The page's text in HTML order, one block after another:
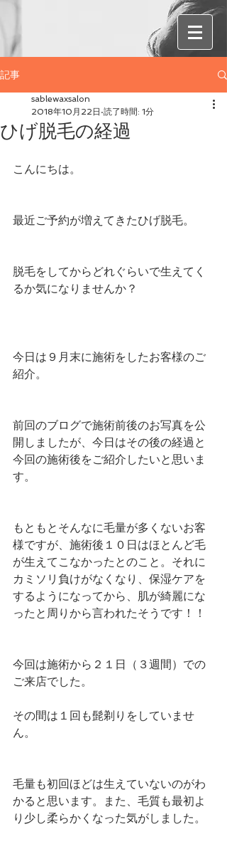
記事
ひげ脱毛の経過
sablewaxsalon
2018年10月22日 読了時間: 1分
こんにちは。
最近ご予約が増えてきたひげ脱毛。
脱毛をしてからどれぐらいで生えてく
るか気になりませんか？
今日は９月末に施術をしたお客様のご
紹介。
前回のブログで施術前後のお写真を公
開しましたが、今日はその後の経過と
今回の施術後をご紹介したいと思いま
す。
もともとそんなに毛量が多くないお客
様ですが、施術後１０日はほとんど毛
が生えてこなかったとのこと。それに
カミソリ負けがなくなり、保湿ケアを
するようになってから、肌が綺麗にな
ったと周りから言われたそうです！！
今回は施術から２１日（３週間）での
ご来店でした。
その間は１回も髭剃りをしていませ
ん。
毛量も初回ほどは生えていないのがわ
かると思います。また、毛質も最初よ
り少し柔らかくなった気がしました。